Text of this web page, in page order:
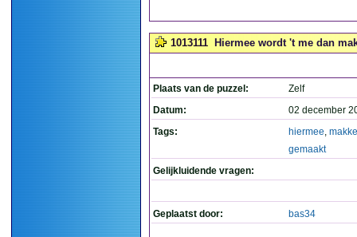
1013111 Hiermee wordt 't me dan
Plaats van de puzzel:
Zelf
Datum:
02 december
Tags:
hiermee,
gemaakt
Gelijkluidende vragen:
Geplaatst door: bas34